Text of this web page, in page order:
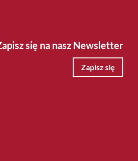
się na nasz Newsletter
Zapisz się